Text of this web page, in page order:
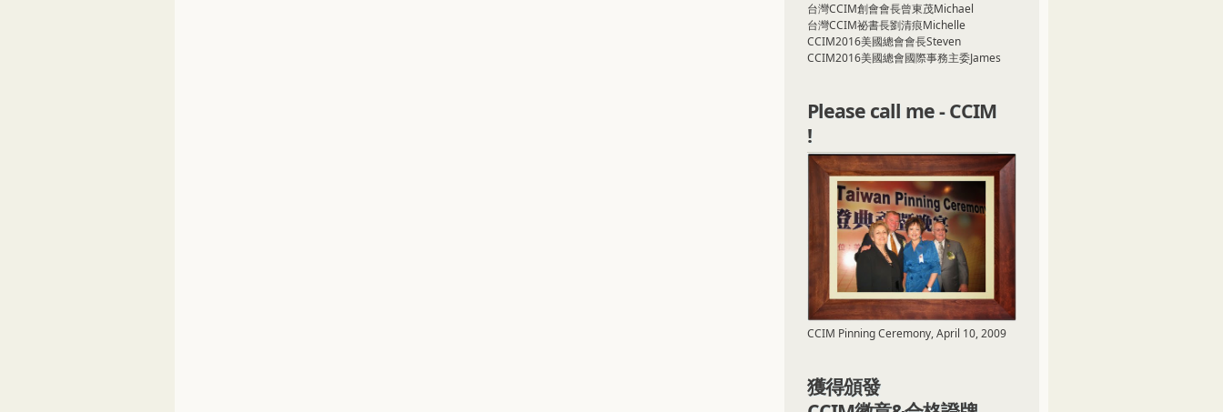
台灣CCIM創會會長曾東茂Michael
台灣CCIM祕書長劉清痕Michelle
CCIM2016美國總會會長Steven
CCIM2016美國總會國際事務主委James
Please call me - CCIM
!
CCIM Pinning Ceremony, April 10, 2009
獲得頒發